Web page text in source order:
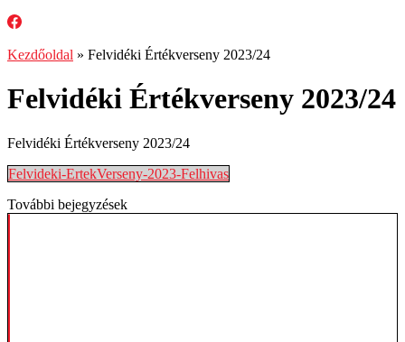
Kezdőoldal » Felvidéki Értékverseny 2023/24
Felvidéki Értékverseny 2023/24
Felvidéki Értékverseny 2023/24
Felvideki-ErtekVerseny-2023-Felhivas
További bejegyzések